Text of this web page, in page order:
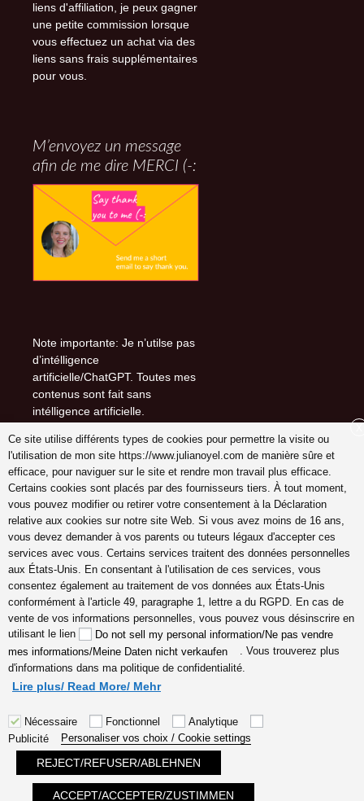
liens d'affiliation, je peux gagner
une petite commission lorsque
vous effectuez un achat via des
liens sans frais supplémentaires
pour vous.
M’envoyez un message
afin de me dire MERCI (-:
Note importante: Je n’utilse pas
d’intélligence
artificielle/ChatGPT. Toutes mes
contenus sont fait sans
intélligence artificielle.
Suivez-moi sur (-:
youtube
INSTAGRAM
Pinterest
coach en gestion émotions,
communication, relation, amour
véritable Lyon, Cannes, France
en ligne, hypersensible
empathes créatifs, coaching
Fièrement propulsé par WordPress
Ce site utilise différents types de cookies pour permettre la visite ou
l'utilisation de mon site https://www.julianoyel.com de manière sûre et
efficace, pour naviguer sur le site et rendre mon travail plus efficace.
Certains cookies sont placés par des fournisseurs tiers. À tout moment,
vous pouvez modifier ou retirer votre consentement à la Déclaration
relative aux cookies sur notre site Web. Si vous avez moins de 16 ans,
vous devez demander à vos parents ou tuteurs légaux d'accepter ces
services avec vous. Certains services traitent des données personnelles
aux États-Unis. En consentant à l'utilisation de ces services, vous
consentez également au traitement de vos données aux États-Unis
conformément à l'article 49, paragraphe 1, lettre a du RGPD. En cas de
vente de vos informations personnelles, vous pouvez vous désinscrire en
utilisant le lien
Do not sell my personal information/Ne pas vendre
mes informations/Meine Daten nicht verkaufen
. Vous trouverez plus
d'informations dans ma politique de confidentialité.
Lire plus/ Read More/ Mehr
Nécessaire Fonctionnel
Analytique
Publicité
Personaliser vos choix / Cookie settings
REJECT/REFUSER/ABLEHNEN
ACCEPT/ACCEPTER/ZUSTIMMEN